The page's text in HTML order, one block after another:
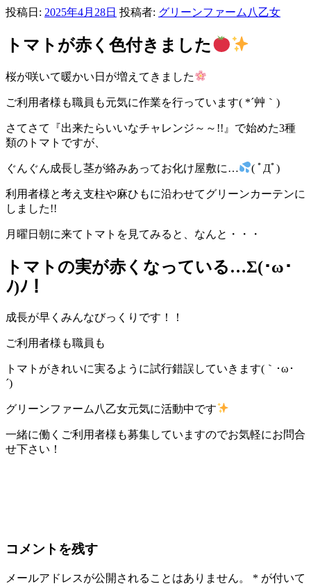
投稿日: 2025年4月28日 投稿者: グリーンファーム八乙女
トマトが赤く色付きました
桜が咲いて暖かい日が増えてきました
ご利用者様も職員も元気に作業を行っています( *´艸｀)
さてさて『出来たらいいなチャレンジ～～!!』で始めた3種
類のトマトですが、
ぐんぐん成長し茎が絡みあってお化け屋敷に… ( ﾟДﾟ)
利用者様と考え支柱や麻ひもに沿わせてグリーンカーテンに
しました!!
月曜日朝に来てトマトを見てみると、なんと・・・
トマトの実が赤くなっている…Σ(･ω･
ﾉ)ﾉ！
成長が早くみんなびっくりです！！
ご利用者様も職員も
トマトがきれいに実るように試行錯誤していきます(｀･ω･
´)ゞ
グリーンファーム八乙女元気に活動中です
一緒に働くご利用者様も募集していますのでお気軽にお問合
せ下さい！
コメントを残す
メールアドレスが公開されることはありません。 * が付いて